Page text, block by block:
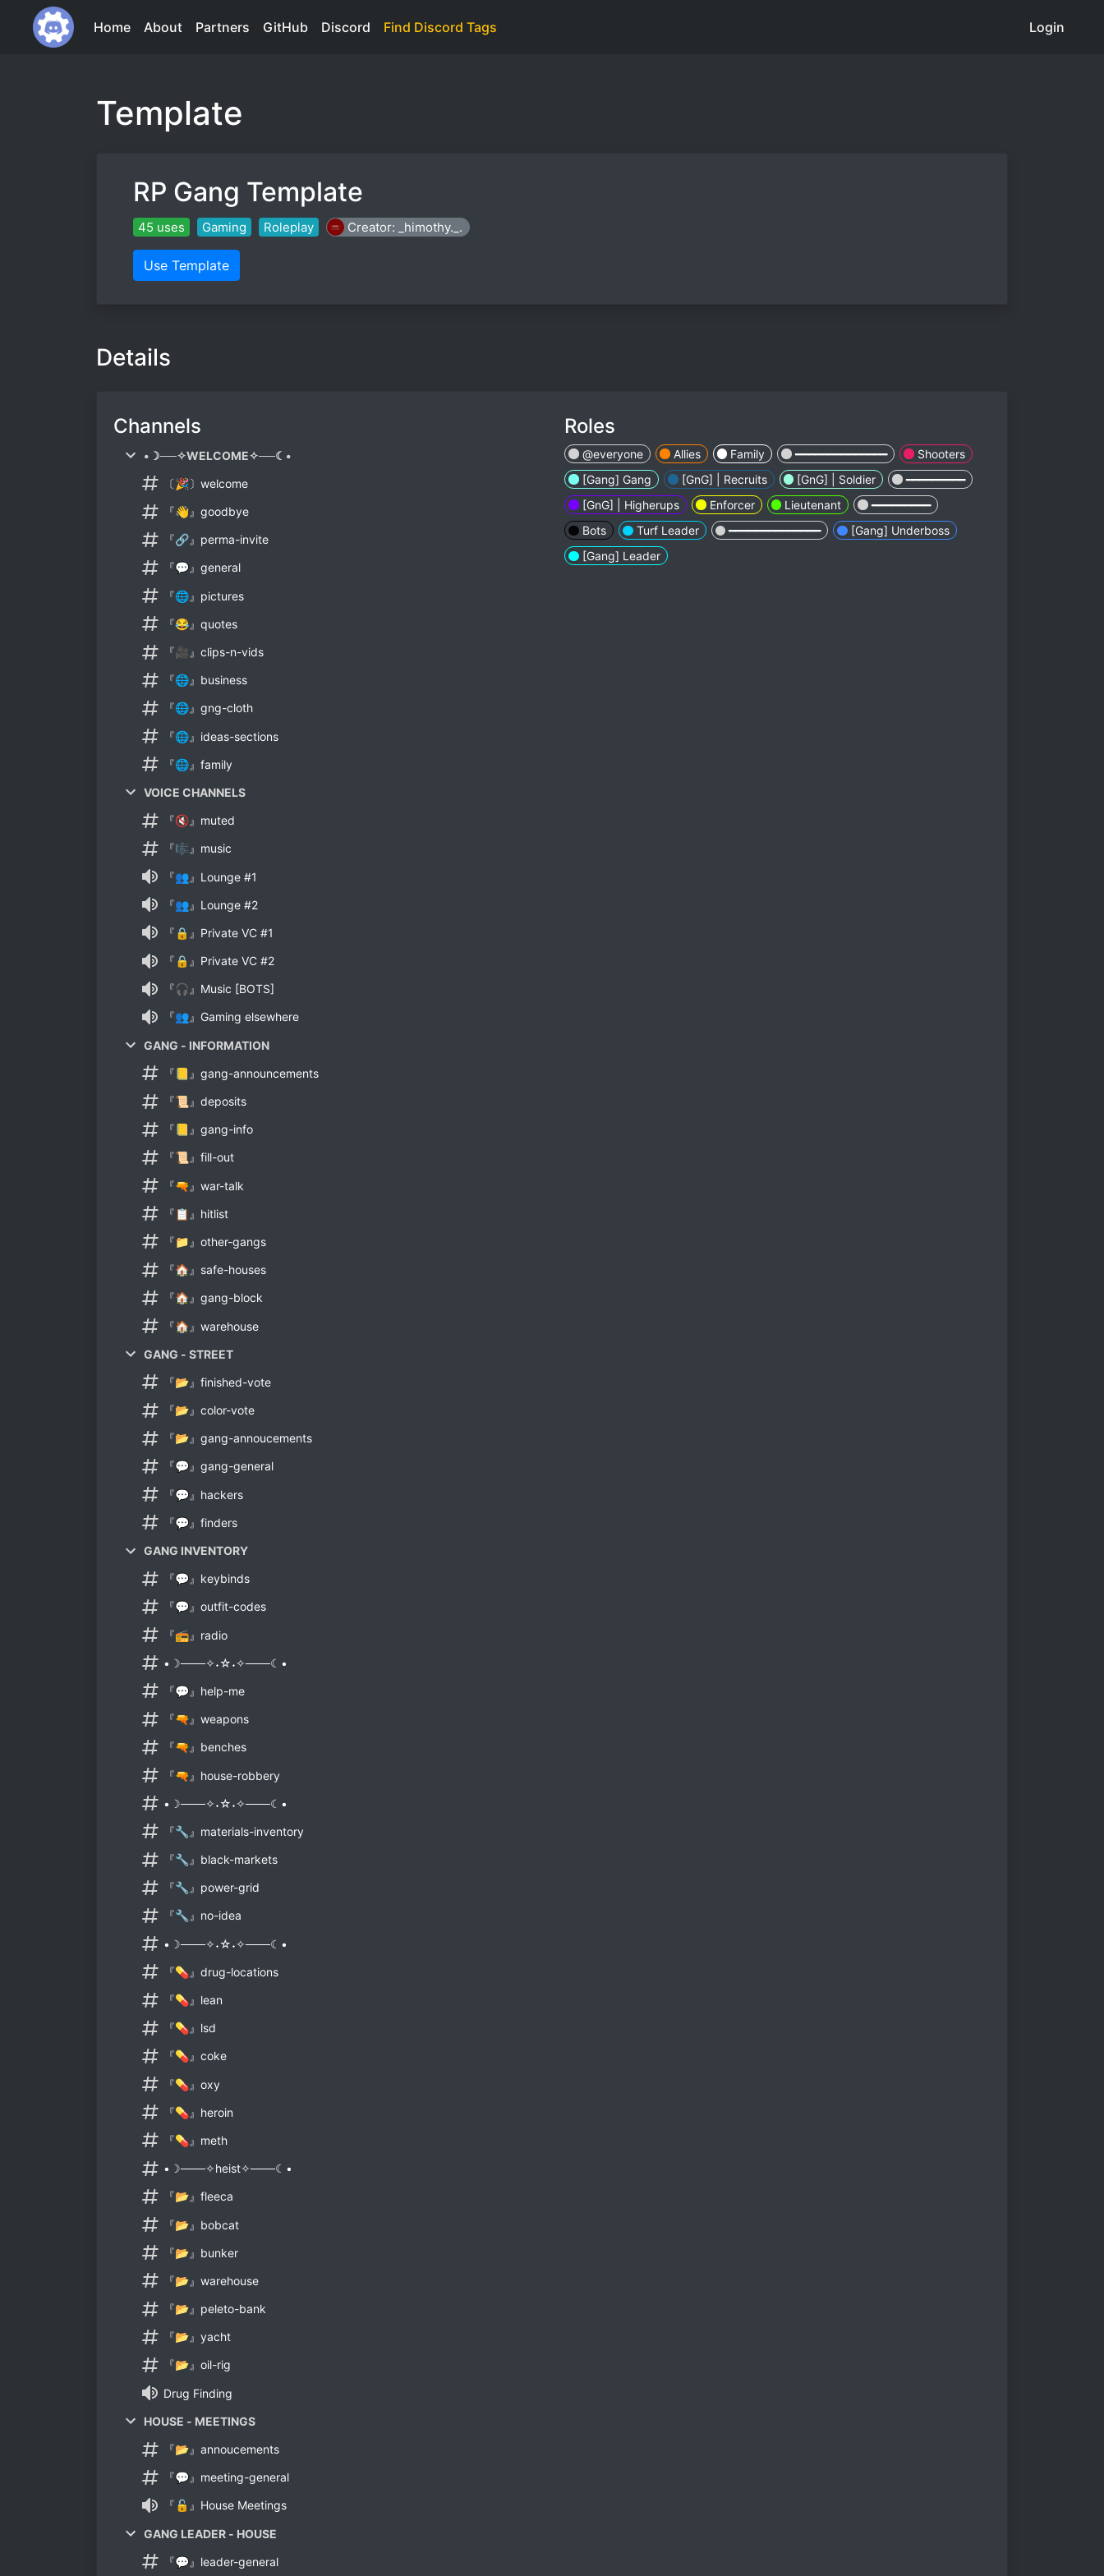
Home About Partners GitHub Discord Find Discord Tags Login
Template
RP Gang Template
45 uses Gaming Roleplay Creator: _himothy._.
Use Template
Details
Channels
•☽──✧WELCOME✧──☾•
〔🎉〕welcome
『👋』goodbye
『🔗』perma-invite
『💬』general
『🌐』pictures
『😂』quotes
『🎥』clips-n-vids
『🌐』business
『🌐』gng-cloth
『🌐』ideas-sections
『🌐』family
VOICE CHANNELS
『🔇』muted
『🎼』music
『👥』Lounge #1
『👥』Lounge #2
『🔒』Private VC #1
『🔒』Private VC #2
『🎧』Music [BOTS]
『👥』Gaming elsewhere
GANG - INFORMATION
『📒』gang-announcements
『📜』deposits
『📒』gang-info
『📜』fill-out
『🔫』war-talk
『📋』hitlist
『📁』other-gangs
『🏠』safe-houses
『🏠』gang-block
『🏠』warehouse
GANG - STREET
『📂』finished-vote
『📂』color-vote
『📂』gang-annoucements
『💬』gang-general
『💬』hackers
『💬』finders
GANG INVENTORY
『💬』keybinds
『💬』outfit-codes
『📻』radio
•☽───✧˖☆˖✧───☾•
『💬』help-me
『🔫』weapons
『🔫』benches
『🔫』house-robbery
•☽───✧˖☆˖✧───☾•
『🔧』materials-inventory
『🔧』black-markets
『🔧』power-grid
『🔧』no-idea
•☽───✧˖☆˖✧───☾•
『💊』drug-locations
『💊』lean
『💊』lsd
『💊』coke
『💊』oxy
『💊』heroin
『💊』meth
•☽───✧heist✧───☾•
『📂』fleeca
『📂』bobcat
『📂』bunker
『📂』warehouse
『📂』peleto-bank
『📂』yacht
『📂』oil-rig
Drug Finding
HOUSE - MEETINGS
『📂』annoucements
『💬』meeting-general
『🔓』House Meetings
GANG LEADER - HOUSE
『💬』leader-general
Roles
@everyone Allies Family ━━━━━━━━━━━━━━
Shooters
[Gang] Gang
[GnG] | Recruits [GnG] | Soldier
━━━━━━━━━
[GnG] | Higherups
Enforcer Lieutenant
━━━━━━━━━
Bots
Turf Leader ━━━━━━━━━━━━━━
[Gang] Underboss
[Gang] Leader